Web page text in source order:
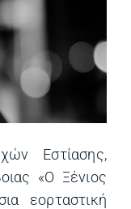
Εστίασης,
«Ο Ξένιος
εορταστική